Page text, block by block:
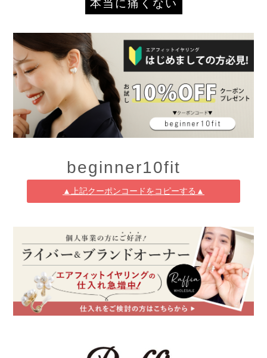
本当に痛くない
▲上記クーポンコードをコピーする▲